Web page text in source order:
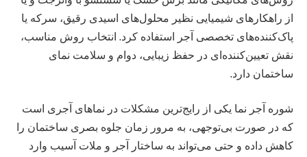
از راهکارهای شیمیایی نظیر محلول‌های اسیدی رقیق، سرکه یا
پاک‌کننده‌های تخصصی آجر استفاده کرد. انتخاب روش مناسب،
نقش تعیین‌کننده‌ای در حفظ زیبایی، دوام و سلامت نمای
ساختمان دارد.
شوره آجر نما یکی از رایج‌ترین مشکلات در نماهای آجری است
که در صورت بی‌توجهی، به مرور زمان جلوه بصری ساختمان را
کاهش داده و حتی می‌تواند به ساختار آجر و ملات آسیب وارد